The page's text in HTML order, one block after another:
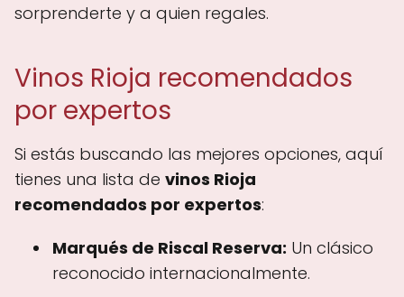
sorprenderte y a quien regales.
Vinos Rioja recomendados
por expertos
Si estás buscando las mejores opciones, aquí
tienes una lista de vinos Rioja
recomendados por expertos:
Marqués de Riscal Reserva: Un clásico
reconocido internacionalmente.